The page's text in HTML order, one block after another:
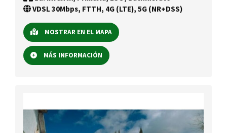
VDSL 30Mbps, FTTH, 4G (LTE), 5G (NR+DSS)
MOSTRAR EN EL MAPA
MÁS INFORMACIÓN